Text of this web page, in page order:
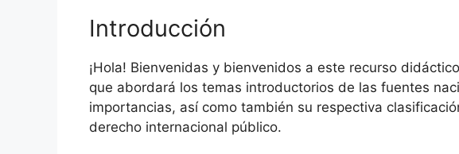
Introducción
¡Hola! Bienvenidas y bienvenidos a este recurso
que abordará los temas introductorios de las fuentes
importancias, así como también su respectiva
derecho internacional público.